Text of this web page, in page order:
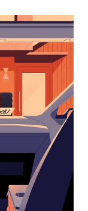
للأسفل
لاستخدام
التقويم
التاريخ.
اضغط
على
زر
الخروج
لإغلاق
التقويم.